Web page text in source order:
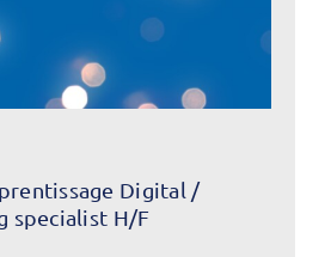
Digital /
specialist H/F